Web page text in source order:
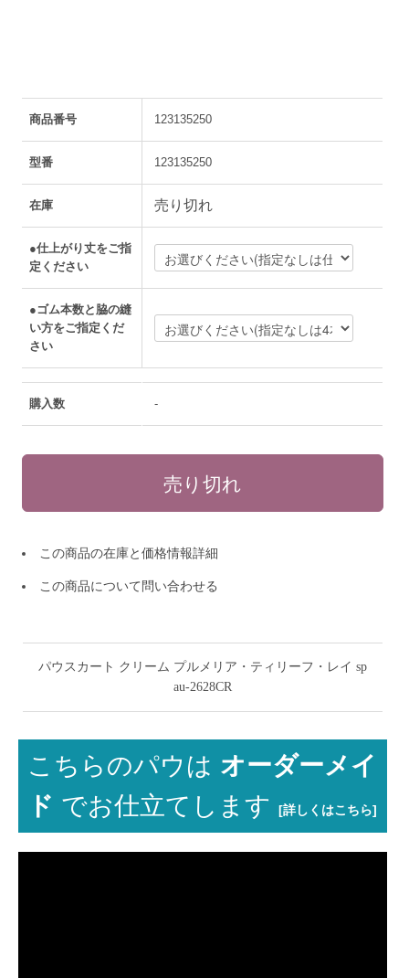
商品番号 123135250
型番 123135250
在庫 売り切れ
●仕上がり丈をご指
定ください
●ゴム本数と脇の縫
い方をご指定くだ
さい
購入数 -
この商品の在庫と価格情報詳細
この商品について問い合わせる
パウスカート クリーム プルメリア・ティリーフ・レイ sp
au-2628CR
こちらのパウは オーダーメイ
ド でお仕立てします[詳しくはこちら]